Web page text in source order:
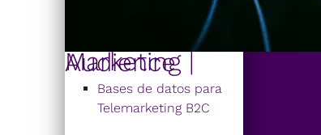
Marketing | Audience
Bases de datos para
Telemarketing B2C